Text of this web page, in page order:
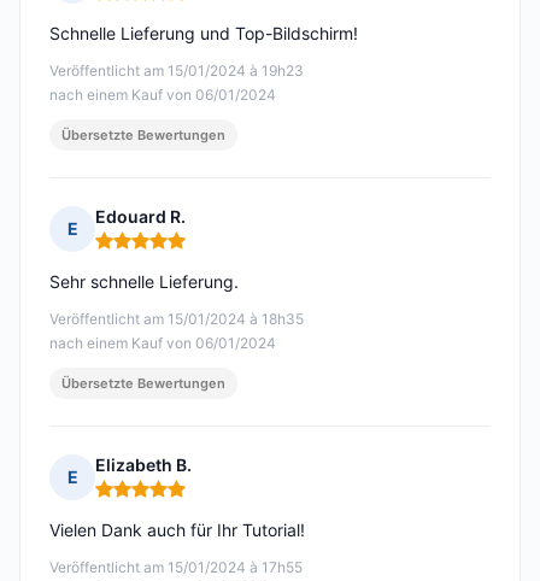
Veröffentlicht am 15/01/2024 à 19h23
nach einem Kauf von 06/01/2024
Schnelle Lieferung und Top-Bildschirm!
Übersetzte Bewertungen
E
Edouard R.
Hinweis: 5 von 5
Veröffentlicht am 15/01/2024 à 18h35
nach einem Kauf von 06/01/2024
Sehr schnelle Lieferung.
Übersetzte Bewertungen
E
Elizabeth B.
Hinweis: 5 von 5
Veröffentlicht am 15/01/2024 à 17h55
Vielen Dank auch für Ihr Tutorial!